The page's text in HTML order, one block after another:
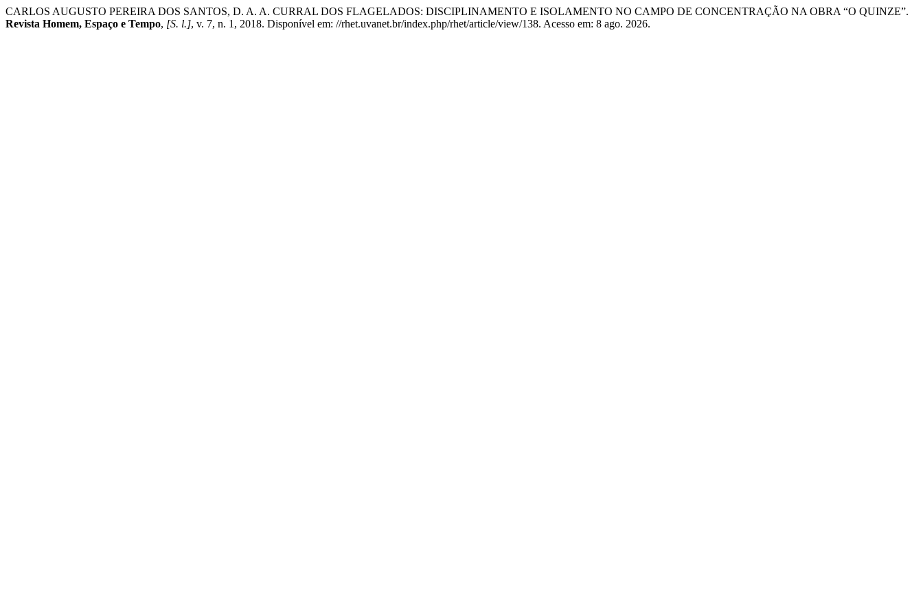
CARLOS AUGUSTO PEREIRA DOS SANTOS, D. A. A. CURRAL DOS FLAGELADOS: DISCIPLINAMENTO E ISOLAMENTO NO CAMPO DE CONCENTRAÇÃO NA OBRA “O QUINZE”.
Revista Homem, Espaço e Tempo, [S. l.], v. 7, n. 1, 2018. Disponível em: //rhet.uvanet.br/index.php/rhet/article/view/138. Acesso em: 8 ago. 2026.